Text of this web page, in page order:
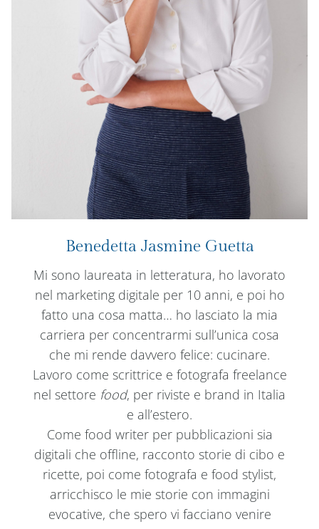
Benedetta Jasmine Guetta
Mi sono laureata in letteratura, ho lavorato
nel marketing digitale per 10 anni, e poi ho
fatto una cosa matta… ho lasciato la mia
carriera per concentrarmi sull’unica cosa
che mi rende davvero felice: cucinare.
Lavoro come scrittrice e fotografa freelance
nel settore food, per riviste e brand in Italia
e all’estero.
Come food writer per pubblicazioni sia
digitali che offline, racconto storie di cibo e
ricette, poi come fotografa e food stylist,
arricchisco le mie storie con immagini
evocative, che spero vi facciano venire